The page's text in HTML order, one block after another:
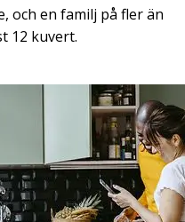
och en familj på fler än
12 kuvert.